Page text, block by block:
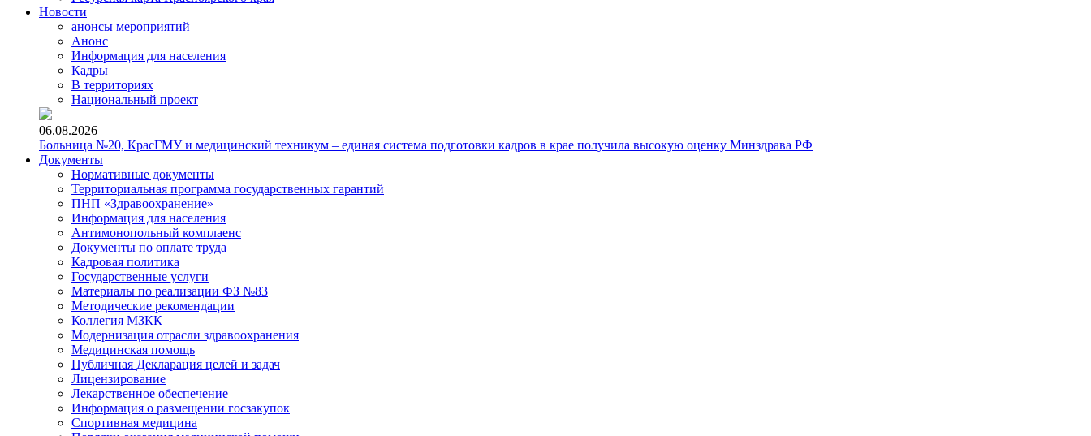
Новости
анонсы мероприятий
Анонс
Информация для населения
Кадры
В территориях
Национальный проект
06.08.2026
Больница №20, КрасГМУ и медицинский техникум – единая система подготовки кадров в крае получила высокую оценку Минздрава РФ
Документы
Нормативные документы
Территориальная программа государственных гарантий
ПНП «Здравоохранение»
Информация для населения
Антимонопольный комплаенс
Документы по оплате труда
Кадровая политика
Государственные услуги
Материалы по реализации ФЗ №83
Методические рекомендации
Коллегия МЗКК
Модернизация отрасли здравоохранения
Медицинская помощь
Публичная Декларация целей и задач
Лицензирование
Лекарственное обеспечение
Информация о размещении госзакупок
Спортивная медицина